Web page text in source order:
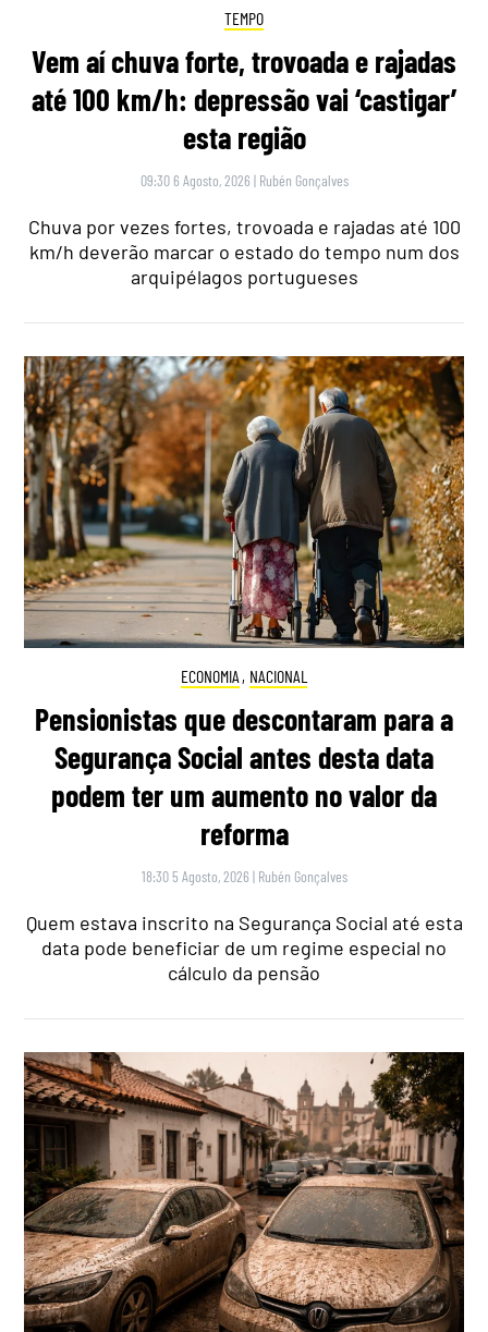
TEMPO
Vem aí chuva forte, trovoada e rajadas
até 100 km/h: depressão vai ‘castigar’
esta região
09:30 6 Agosto, 2026 | Rubén Gonçalves
Chuva por vezes fortes, trovoada e rajadas até 100
km/h deverão marcar o estado do tempo num dos
arquipélagos portugueses
ECONOMIA , NACIONAL
Pensionistas que descontaram para a
Segurança Social antes desta data
podem ter um aumento no valor da
reforma
18:30 5 Agosto, 2026 | Rubén Gonçalves
Quem estava inscrito na Segurança Social até esta
data pode beneficiar de um regime especial no
cálculo da pensão